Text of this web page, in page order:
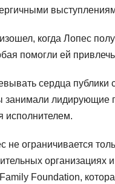
когда Лопес
помогли ей
сердца
занимали лидирующие
ограничивается
Foundation,